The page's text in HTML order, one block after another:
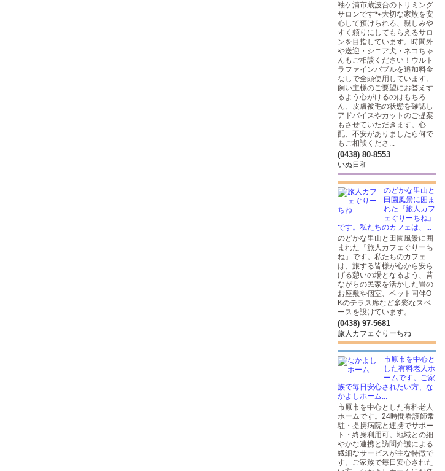
袖ケ浦市蔵波台のトリミング
サロンです🐾大切な家族を安
心して預けられる、親しみや
すく頼りにしてもらえるサロ
ンを目指しています。時間外
や送迎・シニア犬・ネコちゃ
んもご相談ください！ウルト
ラファインバブルを追加料金
なしで全頭使用しています。
飼い主様のご要望にお答えす
るよう心がけるのはもちろ
ん、皮膚被毛の状態を確認し
アドバイスやカットのご提案
もさせていただきます。心
配、不安がありましたら何で
もご相談くださ...
(0438) 80-8553
いぬ日和
のどかな里山と
田園風景に囲ま
れた『旅人カフ
ェぐりーちね』
です。私たちのカフェは、...
のどかな里山と田園風景に囲
まれた『旅人カフェぐりーち
ね』です。私たちのカフェ
は、旅する皆様が心から安ら
げる憩いの場となるよう、昔
ながらの民家を活かした畳の
お座敷や個室、ペット同伴O
Kのテラス席など多彩なスペ
ースを設けています。
(0438) 97-5681
旅人カフェぐりーちね
市原市を中心と
した有料老人ホ
ームです。ご家
族で毎日安心されたい方、な
かよしホーム...
市原市を中心とした有料老人
ホームです。24時間看護師常
駐・提携病院と連携でサポー
ト・終身利用可。地域との細
やかな連携と訪問介護による
繊細なサービスが主な特徴で
す。ご家族で毎日安心された